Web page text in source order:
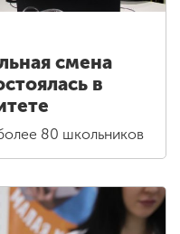
смена
в
80 школьников